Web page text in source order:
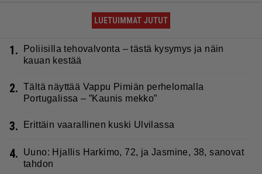
LUETUIMMAT JUTUT
1.
Poliisilla tehovalvonta – tästä kysymys ja näin
kauan kestää
2. Tältä näyttää Vappu Pimiän perhelomalla
Portugalissa – ”Kaunis mekko”
3. Erittäin vaarallinen kuski Ulvilassa
4.
Uuno: Hjallis Harkimo, 72, ja Jasmine, 38, sanovat
tahdon